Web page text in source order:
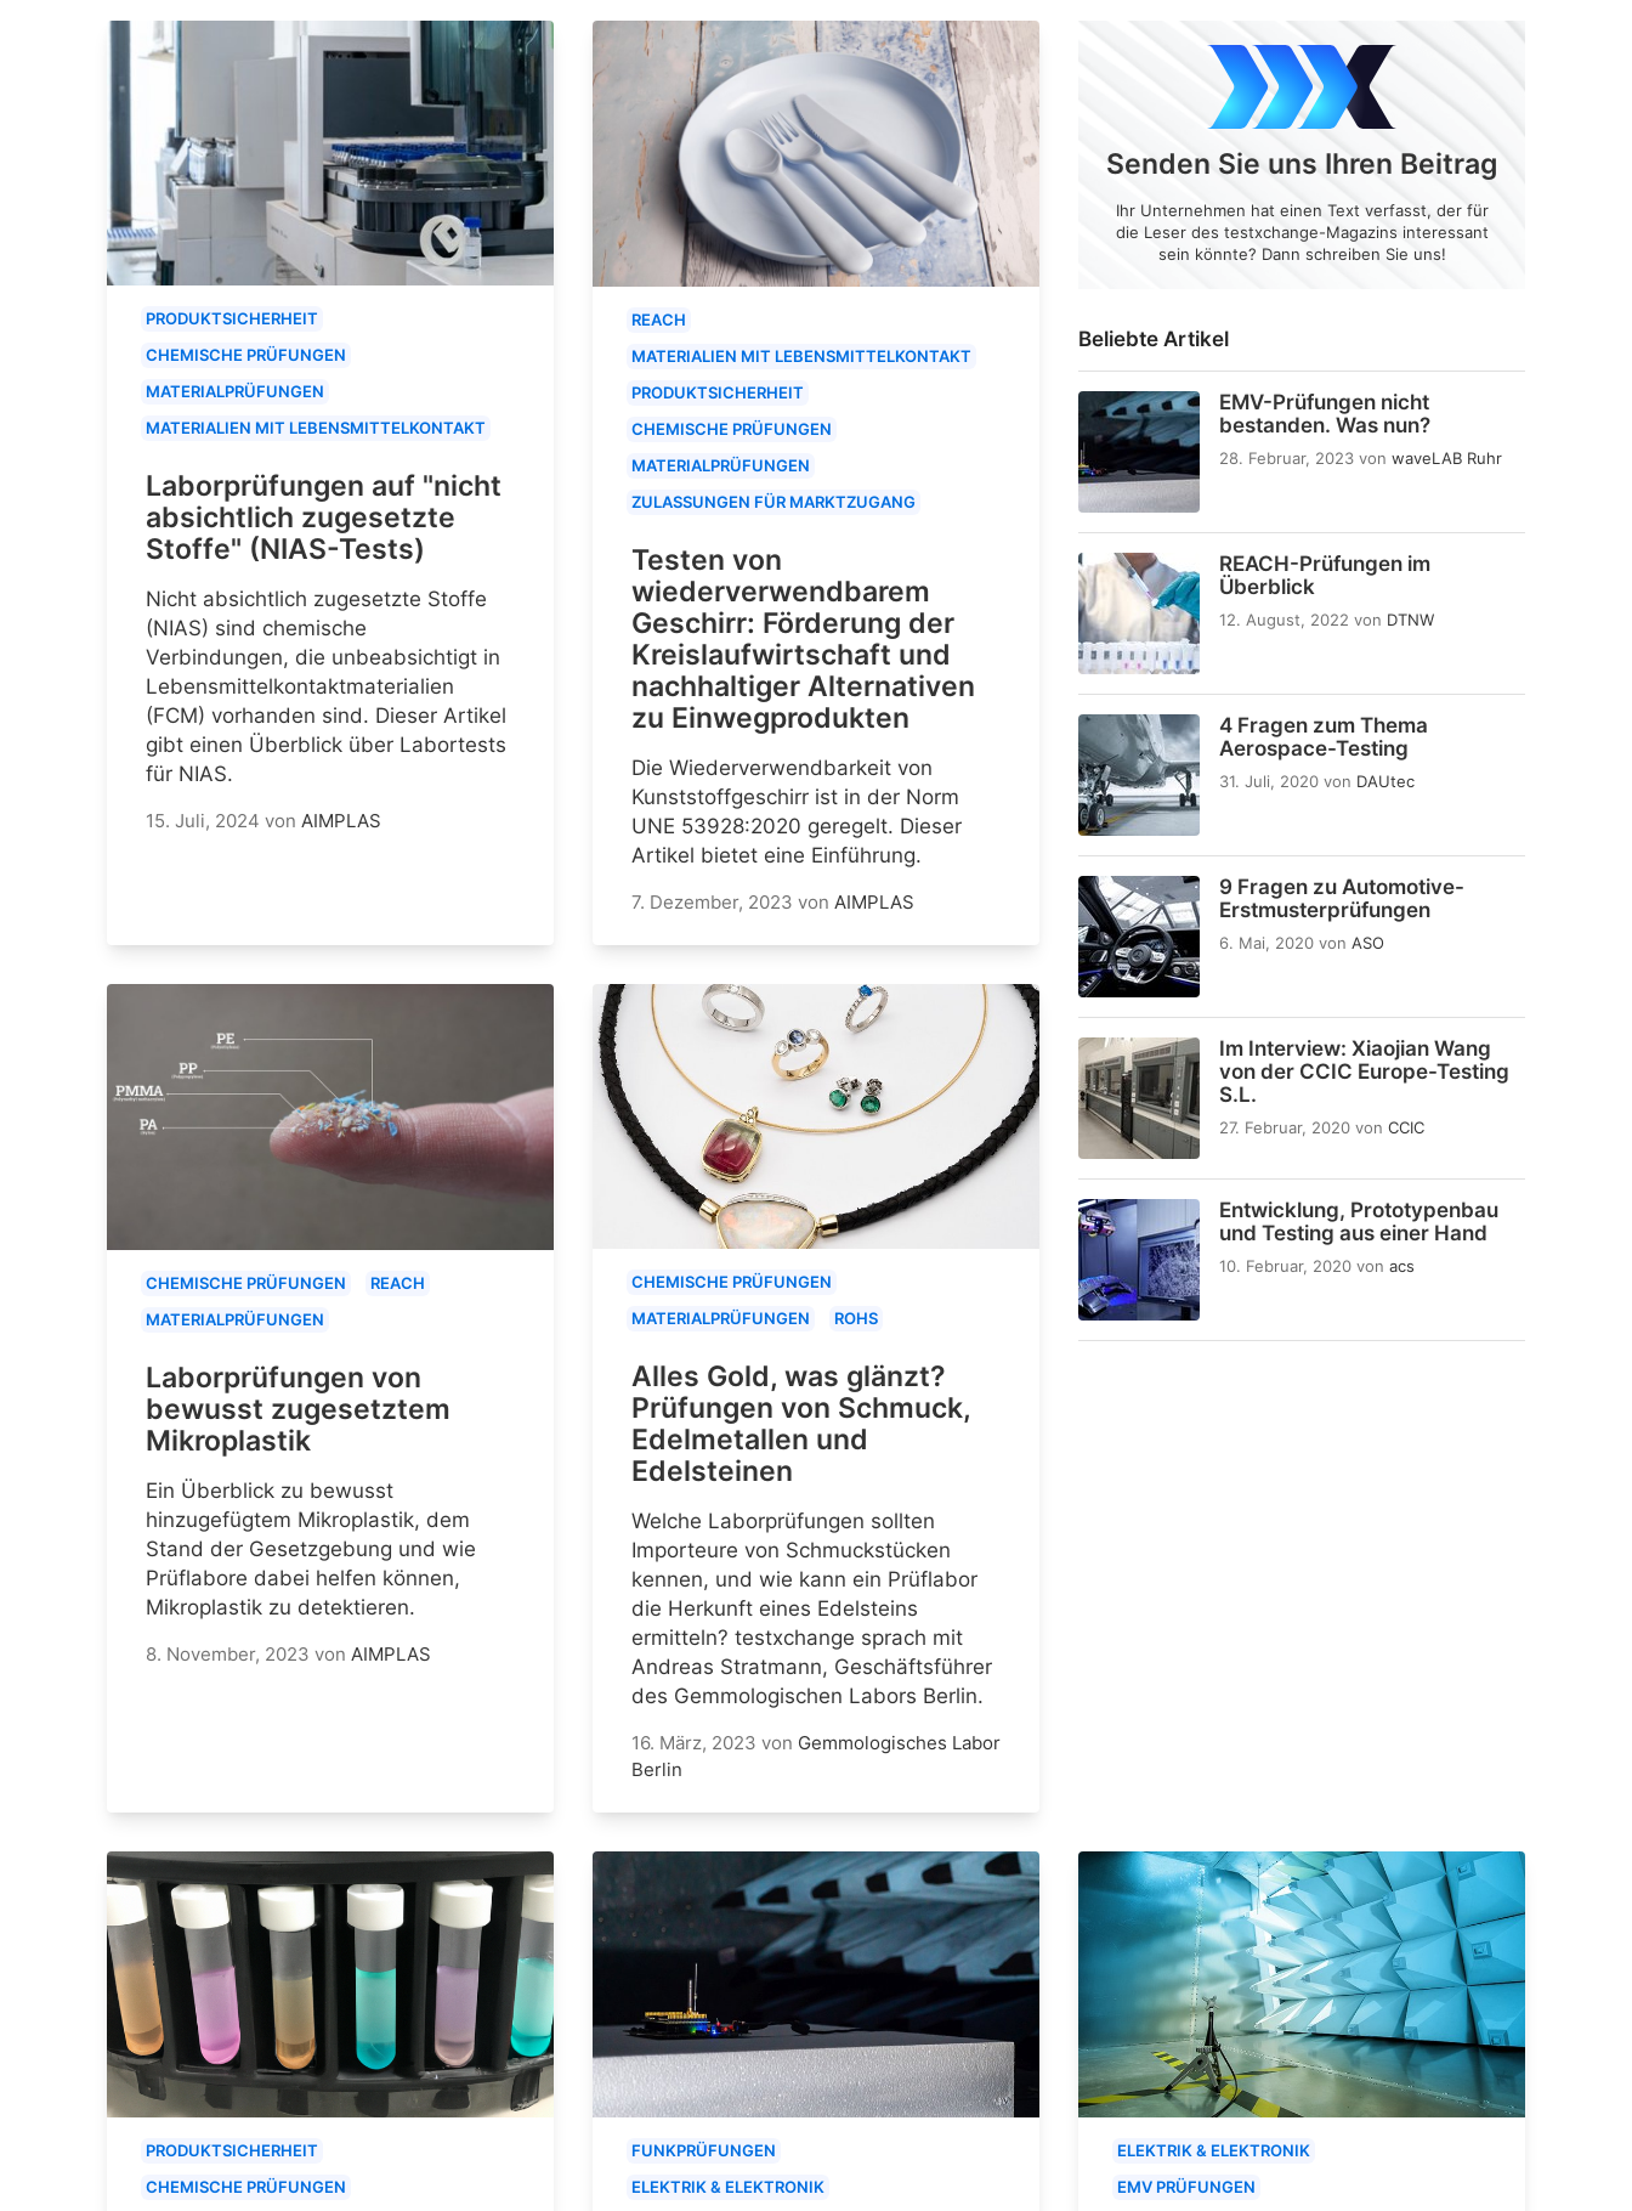
Beliebte Artikel
EMV-Prüfungen nicht
bestanden. Was nun?
28. Februar, 2023 von waveLAB Ruhr
REACH-Prüfungen im
Überblick
12. August, 2022 von DTNW
4 Fragen zum Thema
Aerospace-Testing
31. Juli, 2020 von DAUtec
9 Fragen zu Automotive-
Erstmusterprüfungen
6. Mai, 2020 von ASO
Im Interview: Xiaojian Wang
von der CCIC Europe-Testing
S.L.
27. Februar, 2020 von CCIC
Entwicklung, Prototypenbau
und Testing aus einer Hand
10. Februar, 2020 von acs
Senden Sie uns Ihren Beitrag
Ihr Unternehmen hat einen Text verfasst, der für
die Leser des testxchange-Magazins interessant
sein könnte? Dann schreiben Sie uns!
PRODUKTSICHERHEIT
CHEMISCHE PRÜFUNGEN
MATERIALPRÜFUNGEN
MATERIALIEN MIT LEBENSMITTELKONTAKT
Laborprüfungen auf "nicht
absichtlich zugesetzte
Stoffe" (NIAS-Tests)
Nicht absichtlich zugesetzte Stoffe
(NIAS) sind chemische
Verbindungen, die unbeabsichtigt in
Lebensmittelkontaktmaterialien
(FCM) vorhanden sind. Dieser Artikel
gibt einen Überblick über Labortests
für NIAS.
15. Juli, 2024 von AIMPLAS
REACH
MATERIALIEN MIT LEBENSMITTELKONTAKT
PRODUKTSICHERHEIT
CHEMISCHE PRÜFUNGEN
MATERIALPRÜFUNGEN
ZULASSUNGEN FÜR MARKTZUGANG
Testen von
wiederverwendbarem
Geschirr: Förderung der
Kreislaufwirtschaft und
nachhaltiger Alternativen
zu Einwegprodukten
Die Wiederverwendbarkeit von
Kunststoffgeschirr ist in der Norm
UNE 53928:2020 geregelt. Dieser
Artikel bietet eine Einführung.
7. Dezember, 2023 von AIMPLAS
CHEMISCHE PRÜFUNGEN
REACH
MATERIALPRÜFUNGEN
Laborprüfungen von
bewusst zugesetztem
Mikroplastik
Ein Überblick zu bewusst
hinzugefügtem Mikroplastik, dem
Stand der Gesetzgebung und wie
Prüflabore dabei helfen können,
Mikroplastik zu detektieren.
8. November, 2023 von AIMPLAS
CHEMISCHE PRÜFUNGEN
MATERIALPRÜFUNGEN
ROHS
Alles Gold, was glänzt?
Prüfungen von Schmuck,
Edelmetallen und
Edelsteinen
Welche Laborprüfungen sollten
Importeure von Schmuckstücken
kennen, und wie kann ein Prüflabor
die Herkunft eines Edelsteins
ermitteln? testxchange sprach mit
Andreas Stratmann, Geschäftsführer
des Gemmologischen Labors Berlin.
16. März, 2023 von Gemmologisches Labor
Berlin
PRODUKTSICHERHEIT
CHEMISCHE PRÜFUNGEN
FUNKPRÜFUNGEN
ELEKTRIK & ELEKTRONIK
ELEKTRIK & ELEKTRONIK
EMV PRÜFUNGEN